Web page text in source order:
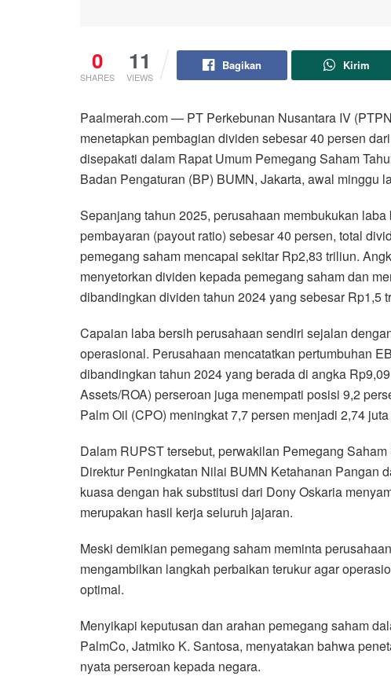
0
SHARES
11
VIEWS
Bagikan Kirim
Paalmerah.com — PT Perkebunan Nusantara IV
menetapkan pembagian dividen sebesar 40 persen
disepakati dalam Rapat Umum Pemegang Saham
Badan Pengaturan (BP) BUMN, Jakarta, awal minggu
Sepanjang tahun 2025, perusahaan membukukan
pembayaran (payout ratio) sebesar 40 persen, total
pemegang saham mencapai sekitar Rp2,83 triliun.
menyetorkan dividen kepada pemegang saham dan
dibandingkan dividen tahun 2024 yang sebesar Rp1,5
Capaian laba bersih perusahaan sendiri sejalan
operasional. Perusahaan mencatatkan pertumbuhan
dibandingkan tahun 2024 yang berada di angka
Assets/ROA) perseroan juga menempati posisi 9,2
Palm Oil (CPO) meningkat 7,7 persen menjadi 2,74 juta
Dalam RUPST tersebut, perwakilan Pemegang
Direktur Peningkatan Nilai BUMN Ketahanan Pangan
kuasa dengan hak substitusi dari Dony Oskaria
merupakan hasil kerja seluruh jajaran.
Meski demikian pemegang saham meminta
mengambilkan langkah perbaikan terukur agar
optimal.
Menyikapi keputusan dan arahan pemegang saham
PalmCo, Jatmiko K. Santosa, menyatakan bahwa
nyata perseroan kepada negara.